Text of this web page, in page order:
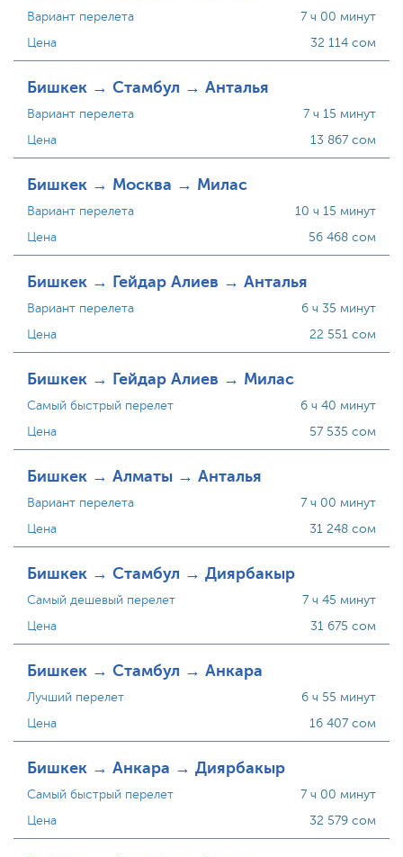
Вариант перелета
Цена
7 ч 00 минут
32 114 сом
Бишкек → Стамбул → Анталья
Вариант перелета
Цена
7 ч 15 минут
13 867 сом
Бишкек → Москва → Милас
Вариант перелета
Цена
10 ч 15 минут
56 468 сом
Бишкек → Гейдар Алиев → Анталья
Вариант перелета
Цена
6 ч 35 минут
22 551 сом
Бишкек → Гейдар Алиев → Милас
Самый быстрый перелет
Цена
6 ч 40 минут
57 535 сом
Бишкек → Алматы → Анталья
Вариант перелета
Цена
7 ч 00 минут
31 248 сом
Бишкек → Стамбул → Диярбакыр
Самый дешевый перелет
Цена
7 ч 45 минут
31 675 сом
Бишкек → Стамбул → Анкара
Лучший перелет
Цена
6 ч 55 минут
16 407 сом
Бишкек → Анкара → Диярбакыр
Самый быстрый перелет
Цена
7 ч 00 минут
32 579 сом